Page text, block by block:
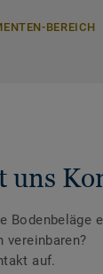
BEREICH
uns
Bodenbeläge
vereinbaren?
auf.